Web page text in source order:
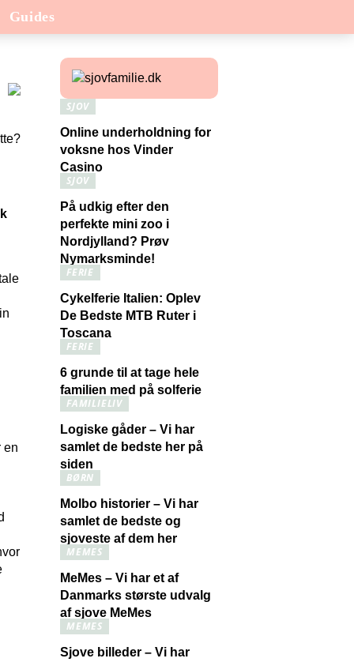
Guides
en
SJOV
Online underholdning for
voksne hos Vinder
Casino
SJOV
På udkig efter den
perfekte mini zoo i
Nordjylland? Prøv
Nymarksminde!
FERIE
Cykelferie Italien: Oplev
De Bedste MTB Ruter i
Toscana
FERIE
6 grunde til at tage hele
familien med på solferie
FAMILIELIV
Logiske gåder – Vi har
samlet de bedste her på
siden
BØRN
Molbo historier – Vi har
samlet de bedste og
sjoveste af dem her
MEMES
MeMes – Vi har et af
Danmarks største udvalg
af sjove MeMes
MEMES
Sjove billeder – Vi har